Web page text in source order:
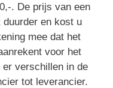
. De prijs van een
en kost u
mee dat het
voor het
verschillen in de
tot leverancier.